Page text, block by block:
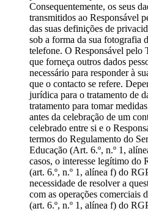
Consequentemente, os seus
transmitidos ao Responsável
das suas definições de
sob a forma da sua fotografia
telefone. O Responsável pelo
que forneça outros dados
necessário para responder à
que o contacto se refere.
jurídica para o tratamento de
tratamento para tomar
antes da celebração de um
celebrado entre si e o
termos do Regulamento do
Educação (Art. 6.º, n.º 1,
casos, o interesse legítimo do
(art. 6.º, n.º 1, alínea f) do
necessidade de resolver a
com as operações comerciais
(art. 6.º, n.º 1, alínea f) do